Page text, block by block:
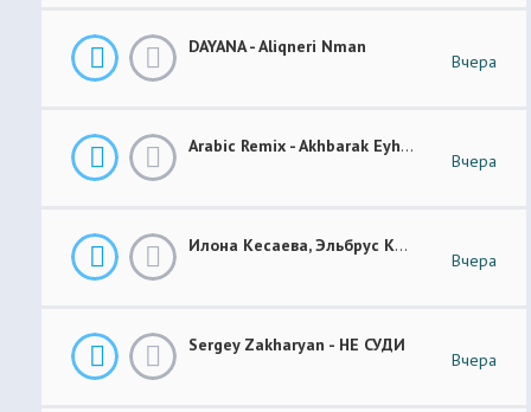
DAYANA - Aliqneri Nman
Вчера
Arabic Remix - Akhbarak Eyh (Prod. Elsen Pro)
Вчера
Илона Кесаева, Эльбрус Кесаев - Поздняя Любовь Премьера Трека 2026
Вчера
Sergey Zakharyan - НЕ СУДИ
Вчера